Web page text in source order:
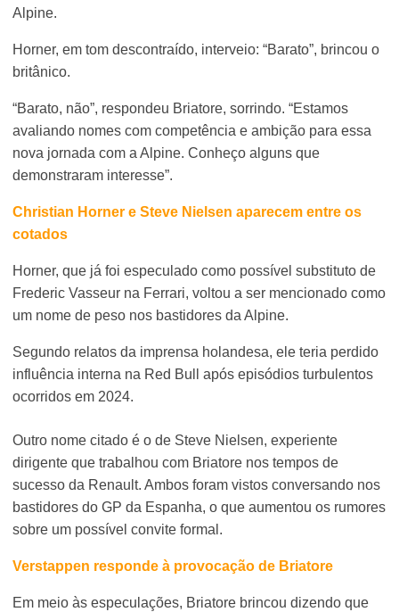
Alpine.
Horner, em tom descontraído, interveio: “Barato”, brincou o
britânico.
“Barato, não”, respondeu Briatore, sorrindo. “Estamos
avaliando nomes com competência e ambição para essa
nova jornada com a Alpine. Conheço alguns que
demonstraram interesse”.
Christian Horner e Steve Nielsen aparecem entre os
cotados
Horner, que já foi especulado como possível substituto de
Frederic Vasseur na Ferrari, voltou a ser mencionado como
um nome de peso nos bastidores da Alpine.
Segundo relatos da imprensa holandesa, ele teria perdido
influência interna na Red Bull após episódios turbulentos
ocorridos em 2024.
Outro nome citado é o de Steve Nielsen, experiente
dirigente que trabalhou com Briatore nos tempos de
sucesso da Renault. Ambos foram vistos conversando nos
bastidores do GP da Espanha, o que aumentou os rumores
sobre um possível convite formal.
Verstappen responde à provocação de Briatore
Em meio às especulações, Briatore brincou dizendo que